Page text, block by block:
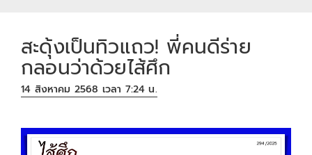
สะดุ้งเป็นทิวแถว! พี่คนดีร่าย
กลอนว่าด้วยไส้ศึก
14 สิงหาคม 2568 เวลา 7:24 น.